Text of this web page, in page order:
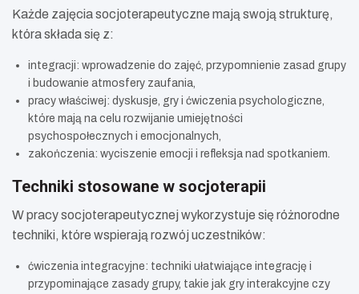
Każde zajęcia socjoterapeutyczne mają swoją strukturę,
która składa się z:
integracji: wprowadzenie do zajęć, przypomnienie zasad grupy
i budowanie atmosfery zaufania,
pracy właściwej: dyskusje, gry i ćwiczenia psychologiczne,
które mają na celu rozwijanie umiejętności
psychospołecznych i emocjonalnych,
zakończenia: wyciszenie emocji i refleksja nad spotkaniem.
Techniki stosowane w socjoterapii
W pracy socjoterapeutycznej wykorzystuje się różnorodne
techniki, które wspierają rozwój uczestników:
ćwiczenia integracyjne: techniki ułatwiające integrację i
przypominające zasady grupy, takie jak gry interakcyjne czy